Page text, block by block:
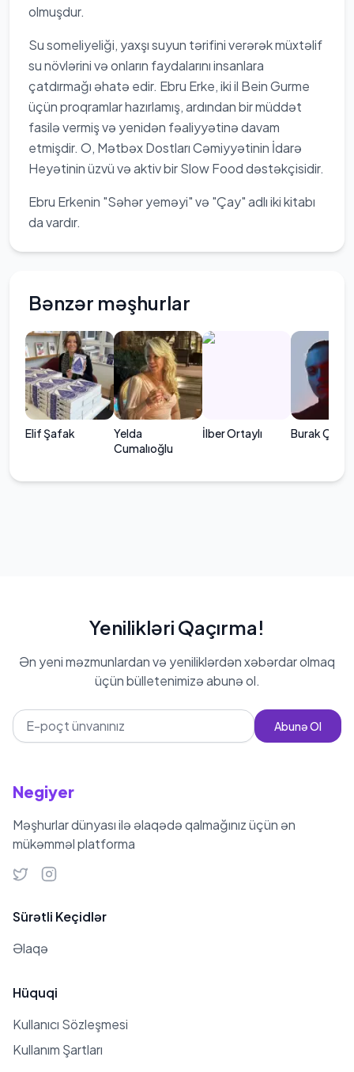
olmuşdur.
Su someliyeliği, yaxşı suyun tərifini verərək müxtəlif
su növlərini və onların faydalarını insanlara
çatdırmağı əhatə edir. Ebru Erke, iki il Bein Gurme
üçün proqramlar hazırlamış, ardından bir müddət
fasilə vermiş və yenidən fəaliyyətinə davam
etmişdir. O, Mətbəx Dostları Cəmiyyətinin İdarə
Heyətinin üzvü və aktiv bir Slow Food dəstəkçisidir.
Ebru Erkenin "Səhər yeməyi" və "Çay" adlı iki kitabı
da vardır.
Bənzər məşhurlar
Elif Şafak
Yelda
Cumalıoğlu
İlber Ortaylı Burak Çakır
Yenilikləri Qaçırma!
Ən yeni məzmunlardan və yeniliklərdən xəbərdar olmaq
üçün bülletenimizə abunə ol.
Abunə Ol
Negiyer
Məşhurlar dünyası ilə əlaqədə qalmağınız üçün ən
mükəmməl platforma
Sürətli Keçidlər
Əlaqə
Hüquqi
Kullanıcı Sözleşmesi
Kullanım Şartları